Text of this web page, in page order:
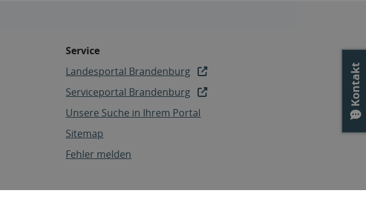
Service
Landesportal Brandenburg
Serviceportal Brandenburg
Unsere Suche in Ihrem Portal
Sitemap
Fehler melden
Kontakt